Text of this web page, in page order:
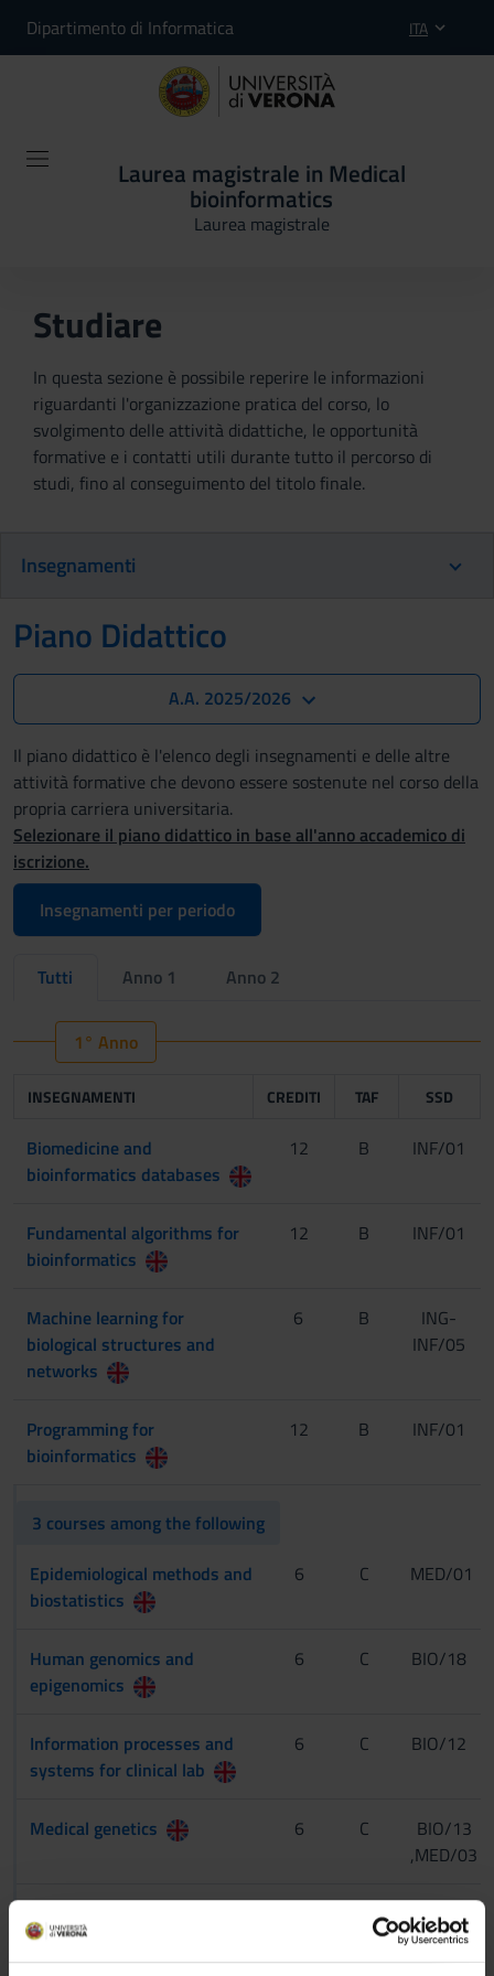
Dipartimento di Informatica ITA
Laurea magistrale in Medical
bioinformatics
Laurea magistrale
Studiare
In questa sezione è possibile reperire le informazioni
riguardanti l'organizzazione pratica del corso, lo
svolgimento delle attività didattiche, le opportunità
formative e i contatti utili durante tutto il percorso di
studi, fino al conseguimento del titolo finale.
Insegnamenti
Piano Didattico
A.A. 2025/2026
Il piano didattico è l'elenco degli insegnamenti e delle altre
attività formative che devono essere sostenute nel corso della
propria carriera universitaria.
Selezionare il piano didattico in base all'anno accademico di
iscrizione.
Insegnamenti per periodo
Tutti Anno 1 Anno 2
1° Anno
INSEGNAMENTI CREDITI TAF SSD
Biomedicine and
bioinformatics databases
12 B INF/01
Fundamental algorithms for
bioinformatics
12 B INF/01
Machine learning for
biological structures and
networks
6 B
ING-
INF/05
Programming for
bioinformatics
12 B INF/01
3 courses among the following
Epidemiological methods and
biostatistics
6 C MED/01
Human genomics and
epigenomics
6 C BIO/18
Information processes and
systems for clinical lab
6 C BIO/12
Medical genetics 6 C
BIO/13
,MED/03
principles and
applications Non erogato
FIS/07